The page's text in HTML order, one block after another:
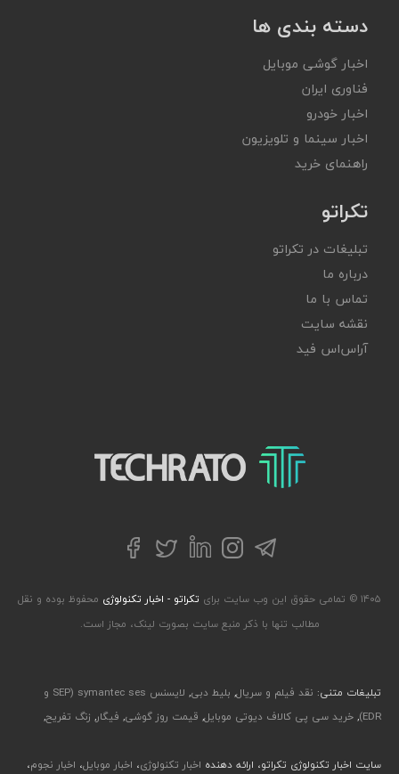
دسته بندی ها
اخبار گوشی موبایل
فناوری ایران
اخبار خودرو
اخبار سینما و تلویزیون
راهنمای خرید
تکراتو
تبلیغات در تکراتو
درباره ما
تماس با ما
نقشه سایت
آر‌اس‌اس فید
تکراتو – زندگی با تکنولوژی
تلگراماینستاگرام
لینکداینتوییترفیسبوک
۱۴۰۵ © تمامی حقوق این وب سایت برای تکراتو - اخبار تکنولوژی محفوظ بوده و نقل
مطالب تنها با ذکر منبع سایت بصورت لینک، مجاز است.
تبلیغات متنی: نقد فیلم و سریال, بلیط دبی,
لایسنس symantec ses (SEP و
EDR)
, خرید سی پی کالاف دیوتی موبایل, قیمت روز گوشی, فیگار, زنگ تفریح,
سایت اخبار تکنولوژی تکراتو، ارائه دهنده اخبار تکنولوژی، اخبار موبایل، اخبار نجوم،